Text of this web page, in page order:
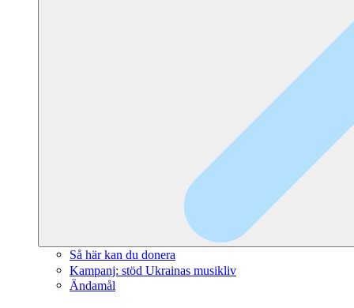
Så här kan du donera
Kampanj: stöd Ukrainas musikliv
Ändamål